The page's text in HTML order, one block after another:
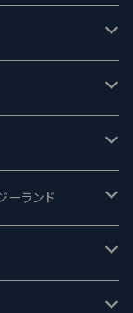
ーランド